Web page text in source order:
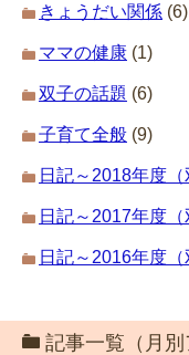
きょうだい関係 (6)
ママの健康 (1)
双子の話題 (6)
子育て全般 (9)
日記～2018年度（
日記～2017年度（
日記～2016年度（
記事一覧（月別